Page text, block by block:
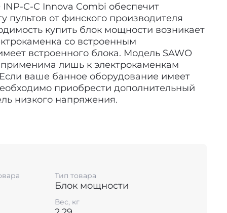
C-C Innova Combi обеспечит
пультов от финского производителя
купить блок мощности возникает
со встроенным
встроенного блока. Модель SAWO
лишь к электрокаменкам
ваше банное оборудование имеет
приобрести дополнительный
низкого напряжения.
имеет свои ограничения
становятся практически
мощность приборов в сауне
которыми выводится на пульт,
лимит, это не значит, что придётся
Это значит, что вам нужно
Тип товара
Блок мощности
Вес, кг